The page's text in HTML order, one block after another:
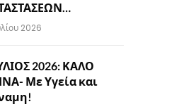
2026
2026: ΚΑΛΟ
Με Υγεία και